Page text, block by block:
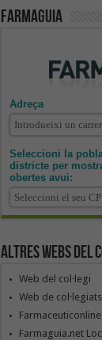
Farmaguia
Adreça
Seleccioni la
districte per
obertes avui:
Altres webs del
Web del col·legi
Web de
Farmaguia.net